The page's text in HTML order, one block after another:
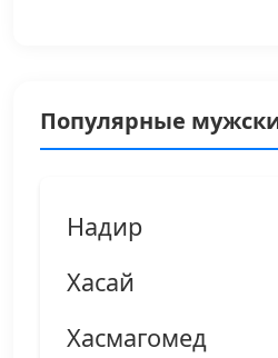
Популярные
Надир
Хасай
Хасмагомед